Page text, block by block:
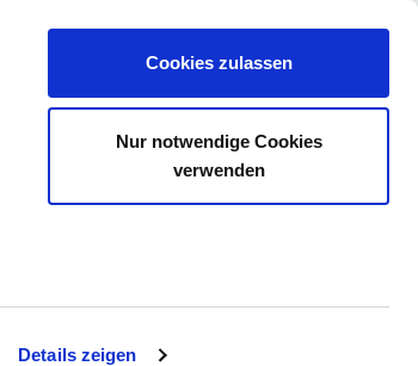
Details zeigen
Cookies zulassen
Nur notwendige Cookies
verwenden